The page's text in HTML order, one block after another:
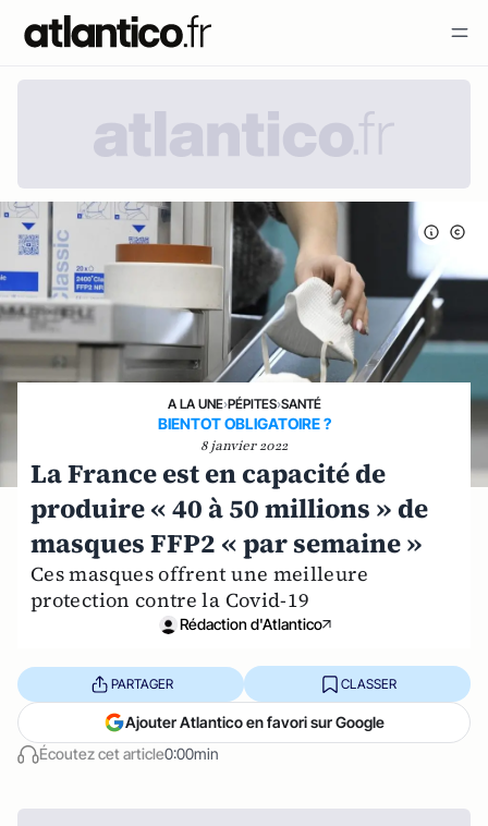
A LA UNE›PÉPITES›SANTÉ
BIENTOT OBLIGATOIRE ?
8 janvier 2022
La France est en capacité de
produire « 40 à 50 millions » de
masques FFP2 « par semaine »
Ces masques offrent une meilleure
protection contre la Covid-19
Rédaction d'Atlantico
Écoutez cet article0:00min
PARTAGER CLASSER
Ajouter Atlantico en favori sur Google